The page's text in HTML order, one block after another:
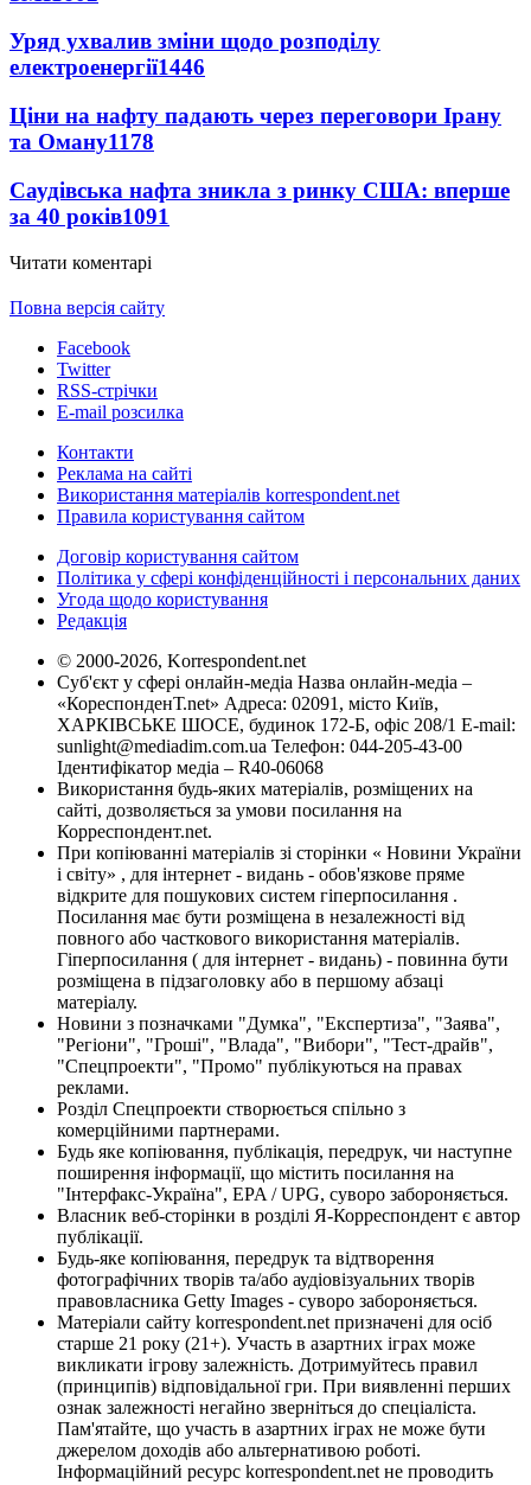
Уряд ухвалив зміни щодо розподілу
електроенергії1446
Ціни на нафту падають через переговори Ірану
та Оману1178
Саудівська нафта зникла з ринку США: вперше
за 40 років1091
Читати коментарі
Повна версія сайту
Facebook
Twitter
RSS-стрічки
E-mail розсилка
Контакти
Реклама на сайті
Використання матеріалів korrespondent.net
Правила користування сайтом
Договір користування сайтом
Політика у сфері конфіденційності і персональних даних
Угода щодо користування
Редакція
© 2000-2026, Korrespondent.net
Суб'єкт у сфері онлайн-медіа Назва онлайн-медіа –
«КореспонденТ.net» Адреса: 02091, місто Київ,
ХАРКІВСЬКЕ ШОСЕ, будинок 172-Б, офіс 208/1 E-mail:
sunlight@mediadim.com.ua Телефон: 044-205-43-00
Ідентифікатор медіа – R40-06068
Використання будь-яких матеріалів, розміщених на
сайті, дозволяється за умови посилання на
Корреспондент.net.
При копіюванні матеріалів зі сторінки « Новини України
і світу» , для інтернет - видань - обов'язкове пряме
відкрите для пошукових систем гіперпосилання .
Посилання має бути розміщена в незалежності від
повного або часткового використання матеріалів.
Гіперпосилання ( для інтернет - видань) - повинна бути
розміщена в підзаголовку або в першому абзаці
матеріалу.
Новини з позначками "Думка", "Експертиза", "Заява",
"Регіони", "Гроші", "Влада", "Вибори", "Тест-драйв",
"Спецпроекти", "Промо" публікуються на правах
реклами.
Розділ Спецпроекти створюється спільно з
комерційними партнерами.
Будь яке копіювання, публікація, передрук, чи наступне
поширення інформації, що містить посилання на
"Інтерфакс-Україна", EPA / UPG, суворо забороняється.
Власник веб-сторінки в розділі Я-Корреспондент є автор
публікації.
Будь-яке копіювання, передрук та відтворення
фотографічних творів та/або аудіовізуальних творів
правовласника Getty Images - суворо забороняється.
Матеріали сайту korrespondent.net призначені для осіб
старше 21 року (21+). Участь в азартних іграх може
викликати ігрову залежність. Дотримуйтесь правил
(принципів) відповідальної гри. При виявленні перших
ознак залежності негайно зверніться до спеціаліста.
Пам'ятайте, що участь в азартних іграх не може бути
джерелом доходів або альтернативою роботі.
Інформаційний ресурс korrespondent.net не проводить